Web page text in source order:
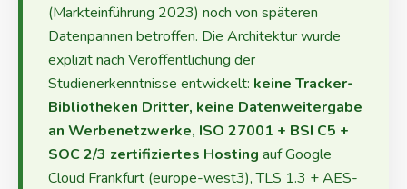
(Markteinführung 2023) noch von späteren
Datenpannen betroffen. Die Architektur wurde
explizit nach Veröffentlichung der
Studienerkenntnisse entwickelt: keine Tracker-
Bibliotheken Dritter, keine Datenweitergabe
an Werbenetzwerke, ISO 27001 + BSI C5 +
SOC 2/3 zertifiziertes Hosting auf Google
Cloud Frankfurt (europe-west3), TLS 1.3 + AES-